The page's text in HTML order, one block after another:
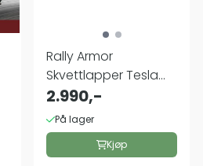
Rally Armor
Skvettlapper Tesla
Model Y
2.990,-
På lager
Kjøp